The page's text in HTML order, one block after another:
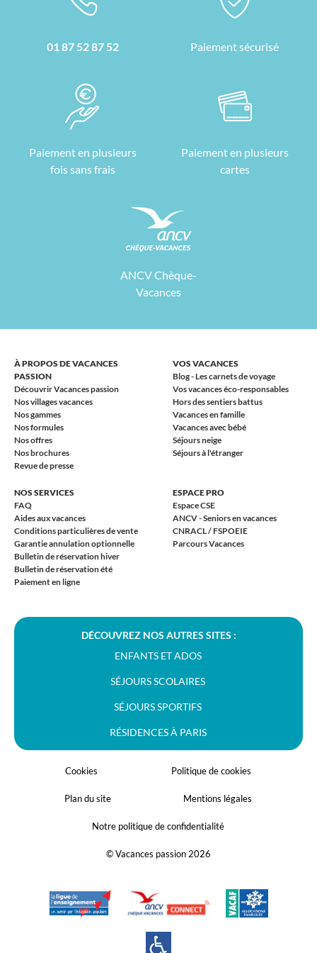
01 87 52 87 52 Paiement sécurisé
Paiement en plusieurs
fois sans frais
Paiement en plusieurs
cartes
ANCV Chèque-
Vacances
À PROPOS DE VACANCES
PASSION
Découvrir Vacances passion
Nos villages vacances
Nos gammes
Nos formules
Nos offres
Nos brochures
Revue de presse
VOS VACANCES
Blog - Les carnets de voyage
Vos vacances éco-responsables
Hors des sentiers battus
Vacances en famille
Vacances avec bébé
Séjours neige
Séjours à l'étranger
NOS SERVICES
FAQ
Aides aux vacances
Conditions particulières de vente
Garantie annulation optionnelle
Bulletin de réservation hiver
Bulletin de réservation été
Paiement en ligne
ESPACE PRO
Espace CSE
ANCV - Seniors en vacances
CNRACL / FSPOEIE
Parcours Vacances
DÉCOUVREZ NOS AUTRES SITES :
ENFANTS ET ADOS
SÉJOURS SCOLAIRES
SÉJOURS SPORTIFS
RÉSIDENCES À PARIS
Cookies Politique de cookies
Plan du site Mentions légales
Notre politique de confidentialité
© Vacances passion 2026